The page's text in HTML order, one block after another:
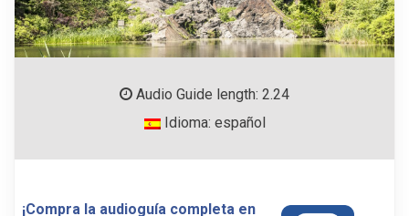
Audio Guide length: 2.24
Idioma: español
¡Compra la audioguía completa en